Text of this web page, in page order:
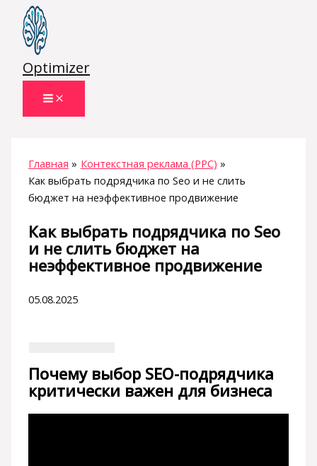
Перейти
содержимому
Optimizer
Главная
Контекстная реклама (PPC)
Как выбрать подрядчика по Seo и не слить
бюджет на неэффективное продвижение
Как выбрать подрядчика по Seo
и не слить бюджет на
неэффективное продвижение
05.08.2025
Почему выбор SEO-подрядчика
критически важен для бизнеса